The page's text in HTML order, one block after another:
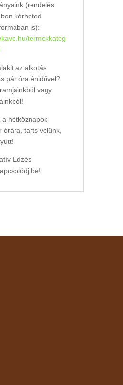
(rendelés
kérheted
is):
termekkateg
az alkotás
pár óra énidővel?
vagy
a hétköznapok
órára, tarts velünk,
Edzés
be!